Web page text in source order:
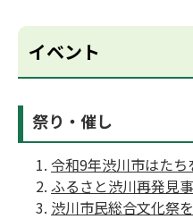
イベント
祭り・催し
令和9年渋川市はたち
ふるさと渋川再発見
渋川市民総合文化祭